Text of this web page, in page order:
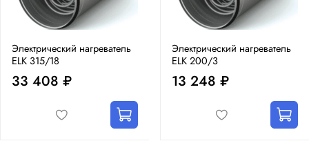
Электрический нагреватель
ELK 315/18
33 408 ₽
Электрический нагреватель
ELK 200/3
13 248 ₽